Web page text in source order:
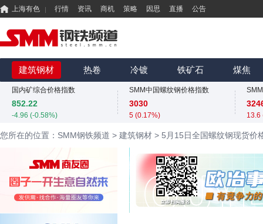
上海有色 行情 资讯 商机 策略 因思 直播 公告
建筑钢材 热卷 冷镀 铁矿石 煤焦
国内矿综合价格指数
852.22
-4.96 (-0.58%)
815
0 (0.00%)
国内矿综合价格指数
852.22
-4.96 (-0.58%)
815
国内矿综合价格指数
852.22
-4.96 (-0.58%)
SMM中国螺纹钢价格指数
1980
SMM中国螺纹钢价格指数
3030
5 (0.17%)
1980
SMM中国螺纹钢价格指数
3030
5 (0.17%)
13.6
13.6
您所在的位置：SMM钢铁频道 > 建筑钢材 > 5月15日全国螺纹钢现货价